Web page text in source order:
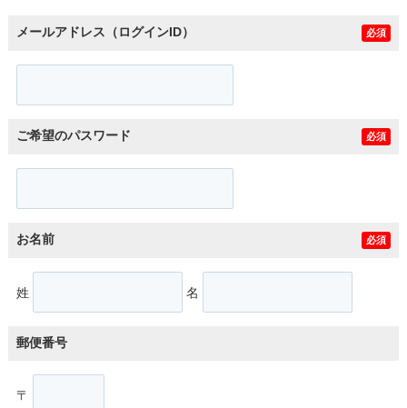
メールアドレス（ログインID） 必須
ご希望のパスワード 必須
お名前 必須
姓 名
郵便番号
〒